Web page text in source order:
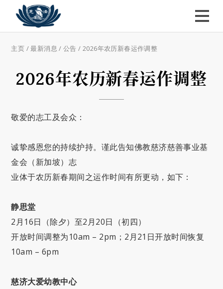
主页 /最新消息 /公告 /2026年农历新春运作调整
2026年农历新春运作调整
敬爱的志工及会众：
诚挚感恩您的持续护持。谨此告知佛教慈济慈善事业基
金会（新加坡）志
业体于农历新春期间之运作时间有所更动，如下：
静思堂
2月16日（除夕）至2月20日（初四）
开放时间调整为10am – 2pm；2月21日开放时间恢复
10am – 6pm
慈济大爱幼教中心